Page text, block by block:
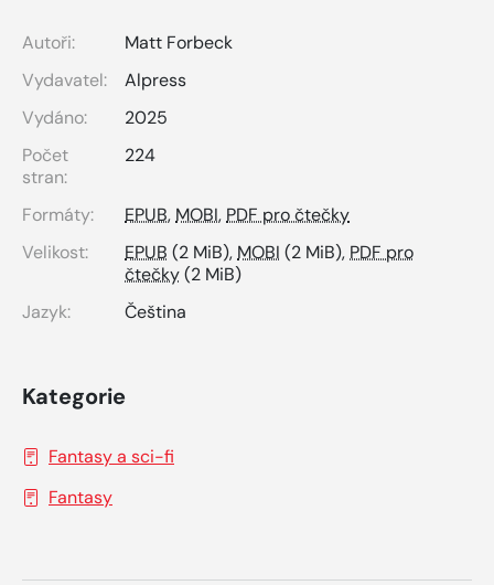
Autoři:
Matt Forbeck
Vydavatel:
Alpress
Vydáno:
2025
Počet
stran:
224
Formáty: EPUB, MOBI, PDF pro čtečky
Velikost:
EPUB (2 MiB), MOBI (2 MiB), PDF pro
čtečky(2 MiB)
Jazyk:
Čeština
Kategorie
Fantasy a sci-fi
Fantasy